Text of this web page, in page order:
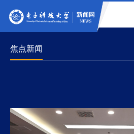
焦点新闻